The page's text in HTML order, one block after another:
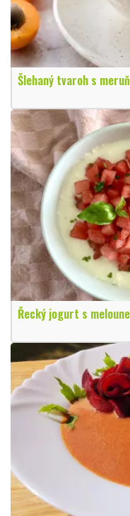
Šlehaný tvaroh s
Řecký jogurt s